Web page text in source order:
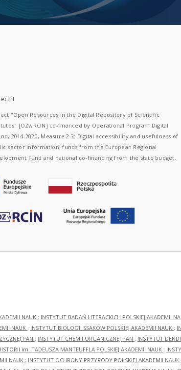
II
"Open Resources in the Digital Repository of Scientific
[OZwRCIN] co-financed by Operational Program Digital
2014-2020, Measure 2.3: Digital accessibility and usefulness of
sector information; funds from the European Regional
Fund and national co-financing from the state budget.
NAUK ; INSTYTUT BADAŃ LITERACKICH POLSKIEJ AKADEMII
NAUK ; INSTYTUT BIOLOGII SSAKÓW POLSKIEJ AKADEMII NAUK ;
PAN ; INSTYTUT CHEMII ORGANICZNEJ PAN ; INSTYTUT
im. TADEUSZA MANTEUFFLA POLSKIEJ AKADEMII NAUK ;
NAUK ; INSTYTUT OCHRONY PRZYRODY POLSKIEJ AKADEMII NAUK